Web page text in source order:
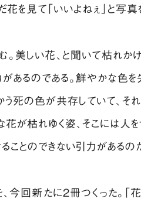
を見て「いいよねぇ」と写
美しい花、と聞いて枯れか
あるのである。鮮やかな色を
死の色が共存していて、そ
な花が枯れゆく姿、そこには
ことのできない引力があるの
回新たに2冊つくった。「